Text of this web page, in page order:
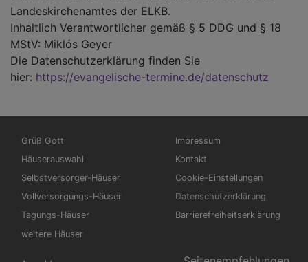
Landeskirchenamtes der ELKB.
Inhaltlich Verantwortlicher gemäß § 5 DDG und § 18
MStV: Miklós Geyer
Die Datenschutzerklärung finden Sie
hier: https://evangelische-termine.de/datenschutz
Hauptnavigation
Grüß Gott
Häuserauswahl
Selbstversorger-Häuser
Vollversorgungs-Häuser
Tagungs-Häuser
weitere Häuser
Fußbereichsmenü
Impressum
Kontakt
Cookie-Einstellungen
Datenschutzerklärung
Barrierefreiheitserklärung
Benutzermenü